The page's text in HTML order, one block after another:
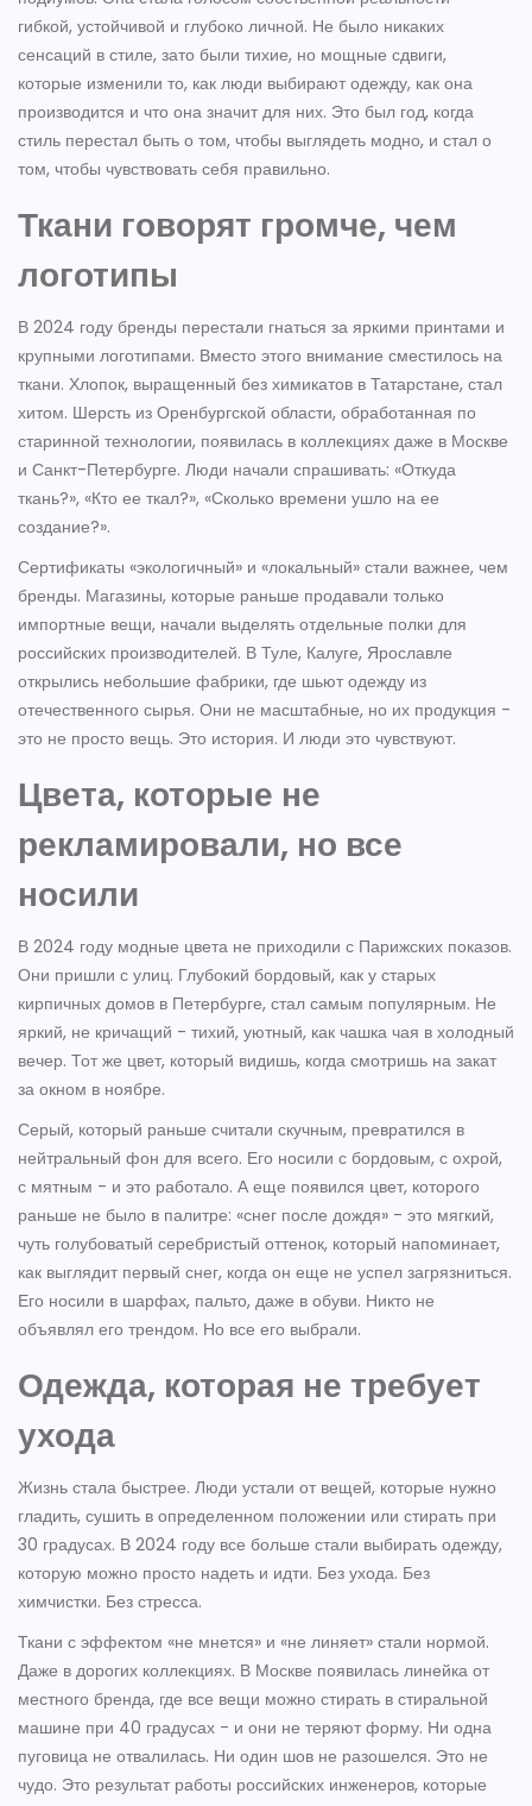
гибкой, устойчивой и глубоко личной. Не было никаких
сенсаций в стиле, зато были тихие, но мощные сдвиги,
которые изменили то, как люди выбирают одежду, как она
производится и что она значит для них. Это был год, когда
стиль перестал быть о том, чтобы выглядеть модно, и стал о
том, чтобы чувствовать себя правильно.
Ткани говорят громче, чем
логотипы
В 2024 году бренды перестали гнаться за яркими принтами и
крупными логотипами. Вместо этого внимание сместилось на
ткани. Хлопок, выращенный без химикатов в Татарстане, стал
хитом. Шерсть из Оренбургской области, обработанная по
старинной технологии, появилась в коллекциях даже в Москве
и Санкт-Петербурге. Люди начали спрашивать: «Откуда
ткань?», «Кто ее ткал?», «Сколько времени ушло на ее
создание?».
Сертификаты «экологичный» и «локальный» стали важнее, чем
бренды. Магазины, которые раньше продавали только
импортные вещи, начали выделять отдельные полки для
российских производителей. В Туле, Калуге, Ярославле
открылись небольшие фабрики, где шьют одежду из
отечественного сырья. Они не масштабные, но их продукция -
это не просто вещь. Это история. И люди это чувствуют.
Цвета, которые не
рекламировали, но все
носили
В 2024 году модные цвета не приходили с Парижских показов.
Они пришли с улиц. Глубокий бордовый, как у старых
кирпичных домов в Петербурге, стал самым популярным. Не
яркий, не кричащий - тихий, уютный, как чашка чая в холодный
вечер. Тот же цвет, который видишь, когда смотришь на закат
за окном в ноябре.
Серый, который раньше считали скучным, превратился в
нейтральный фон для всего. Его носили с бордовым, с охрой,
с мятным - и это работало. А еще появился цвет, которого
раньше не было в палитре: «снег после дождя» - это мягкий,
чуть голубоватый серебристый оттенок, который напоминает,
как выглядит первый снег, когда он еще не успел загрязниться.
Его носили в шарфах, пальто, даже в обуви. Никто не
объявлял его трендом. Но все его выбрали.
Одежда, которая не требует
ухода
Жизнь стала быстрее. Люди устали от вещей, которые нужно
гладить, сушить в определенном положении или стирать при
30 градусах. В 2024 году все больше стали выбирать одежду,
которую можно просто надеть и идти. Без ухода. Без
химчистки. Без стресса.
Ткани с эффектом «не мнется» и «не линяет» стали нормой.
Даже в дорогих коллекциях. В Москве появилась линейка от
местного бренда, где все вещи можно стирать в стиральной
машине при 40 градусах - и они не теряют форму. Ни одна
пуговица не отвалилась. Ни один шов не разошелся. Это не
чудо. Это результат работы российских инженеров, которые